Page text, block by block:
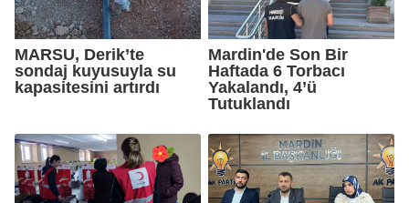
MARSU, Derik’te
sondaj kuyusuyla su
kapasitesini artırdı
Mardin'de Son Bir
Haftada 6 Torbacı
Yakalandı, 4’ü
Tutuklandı